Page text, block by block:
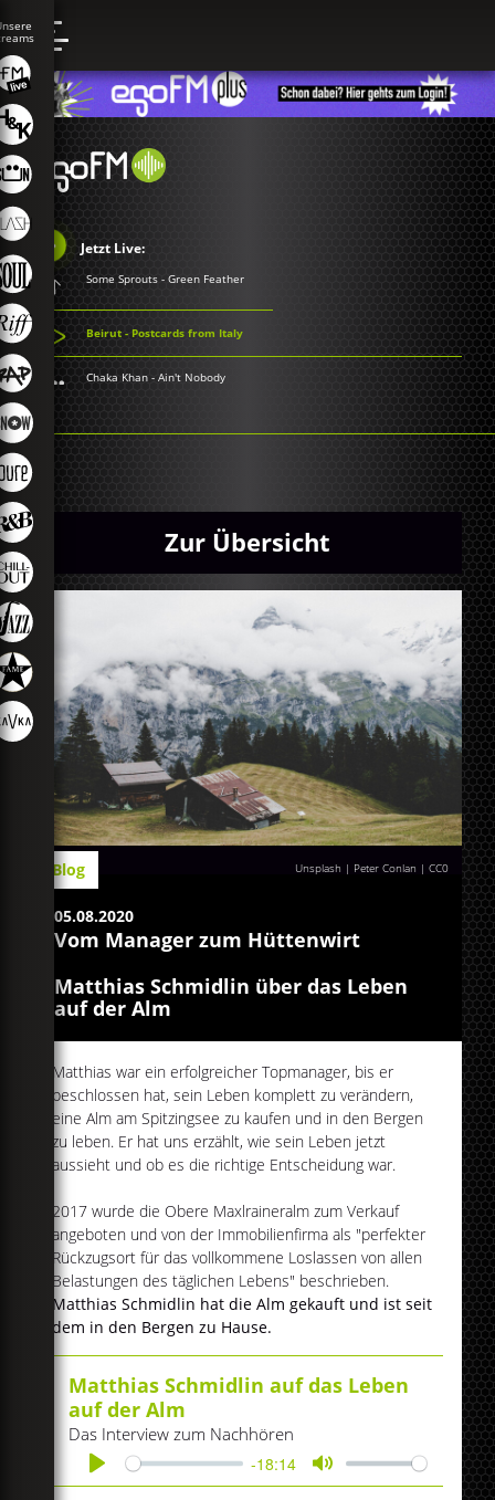
Jetzt Live:
Some Sprouts - Green Feather
Beirut - Postcards from Italy
Chaka Khan - Ain't Nobody
Zur Übersicht
Unsplash | Peter Conlan |CC0
Blog
05.08.2020
Vom Manager zum Hüttenwirt
Matthias Schmidlin über das Leben
auf der Alm
Matthias war ein erfolgreicher Topmanager, bis er
beschlossen hat, sein Leben komplett zu verändern,
eine Alm am Spitzingsee zu kaufen und in den Bergen
zu leben. Er hat uns erzählt, wie sein Leben jetzt
aussieht und ob es die richtige Entscheidung war.
2017 wurde die Obere Maxlraineralm zum Verkauf
angeboten und von der Immobilienfirma als "perfekter
Rückzugsort für das vollkommene Loslassen von allen
Belastungen des täglichen Lebens" beschrieben.
Matthias Schmidlin hat die Alm gekauft und ist seit
dem in den Bergen zu Hause.
Matthias Schmidlin auf das Leben
auf der Alm
Das Interview zum Nachhören
Play
-18:14
Mute